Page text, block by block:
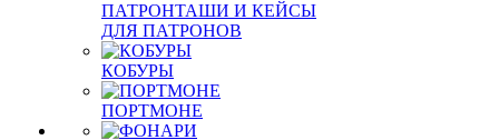
ПАТРОНТАШИ И КЕЙСЫ
ДЛЯ ПАТРОНОВ
КОБУРЫ
ПОРТМОНЕ